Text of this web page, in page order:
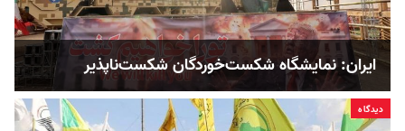
ایران: نمایشگاه شکست‌خوردگان شکست‌ناپذیر
دیدگاه